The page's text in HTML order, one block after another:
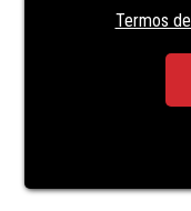
Termos